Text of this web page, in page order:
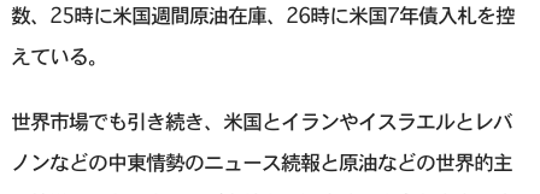
数、25時に米国週間原油在庫、26時に米国7年債入札を控
えている。
世界市場でも引き続き、米国とイランやイスラエルとレバ
ノンなどの中東情勢のニュース続報と原油などの世界的主